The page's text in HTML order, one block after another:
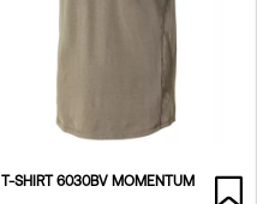
T-SHIRT 6030BV MOMENTUM